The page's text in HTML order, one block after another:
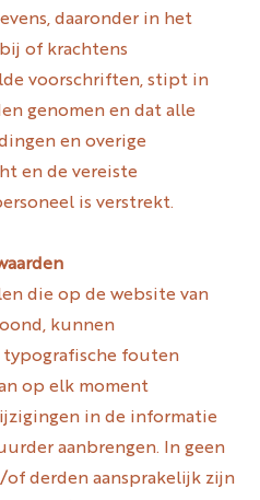
daaronder in het
of krachtens
voorschriften, stipt in
genomen en dat alle
en overige
en de vereiste
is verstrekt.
die op de website van
kunnen
fouten
op elk moment
in de informatie
aanbrengen. In geen
of derden aansprakelijk zijn